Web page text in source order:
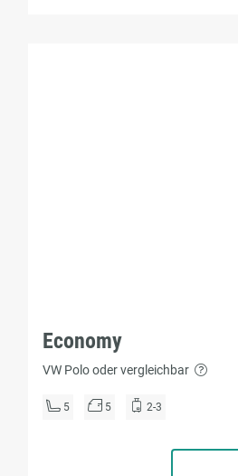
Economy
VW Polo oder vergleichbar
5 5 2-3